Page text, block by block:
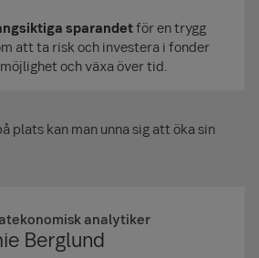
sparandetför en trygg
att ta risk och investera i fonder
och växa över tid.
plats kan man unna sig att öka sin
analytiker
Berglund